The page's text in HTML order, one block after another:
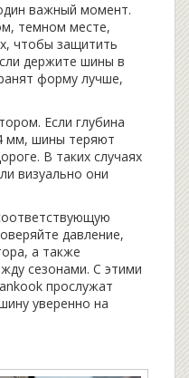
важный момент.
темном месте,
чтобы защитить
держите шины в
форму лучше,
Если глубина
мм, шины теряют
В таких случаях
визуально они
давление,
а также
сезонами. С этими
прослужат
уверенно на